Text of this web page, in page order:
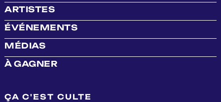
ARTISTES
ÉVÉNEMENTS
MÉDIAS
À GAGNER
ÇA C'EST CULTE